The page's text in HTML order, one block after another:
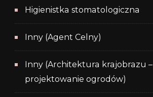
Higienistka stomatologiczna
Inny (Agent Celny)
Inny (Architektura krajobrazu –
projektowanie ogrodów)